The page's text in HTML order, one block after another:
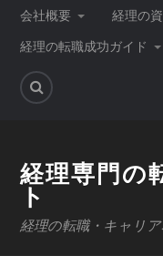
会社概要
経理の
経理の転職成功ガイド
経理専門の
ト
経理の転職・キャリ